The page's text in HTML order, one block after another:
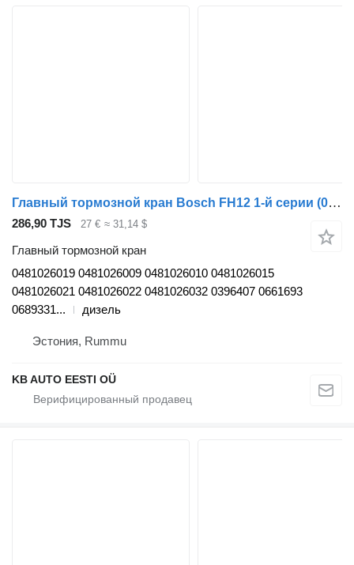
Главный тормозной кран Bosch FH12 1-й серии (01.93-12.02) 0481026019 для грузовика Volvo FH12, FH16, NH12, FH, VNL780 (1993-2014)
286,90 TJS 27 € ≈ 31,14 $
Главный тормозной кран
0481026019 0481026009 0481026010 0481026015
0481026021 0481026022 0481026032 0396407 0661693
0689331...
дизель
Эстония, Rummu
KB AUTO EESTI OÜ